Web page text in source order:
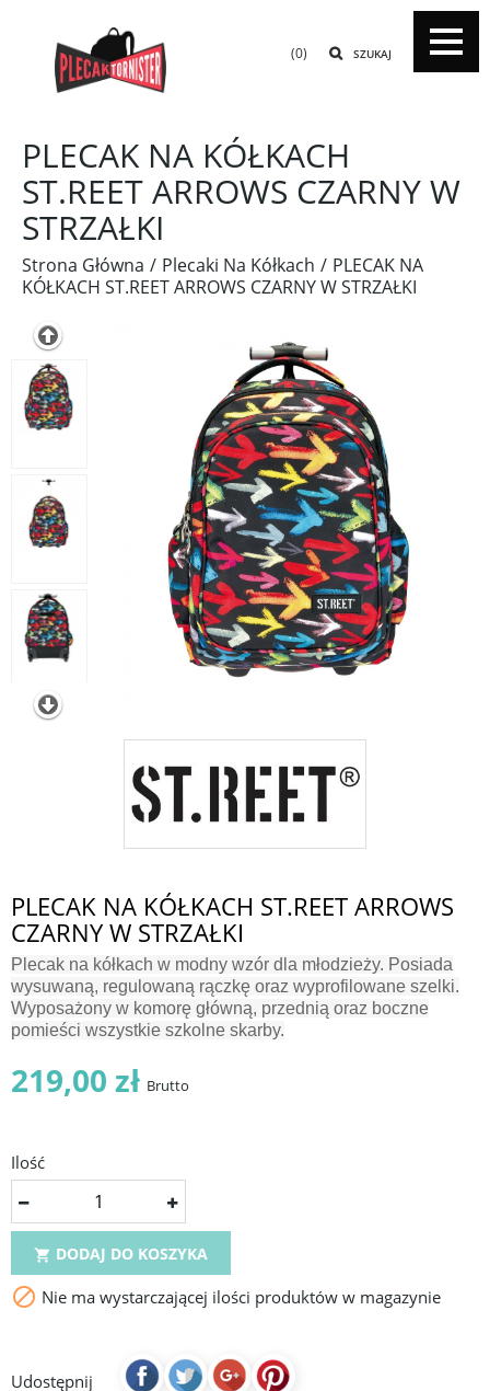
SZUKAJ
(0)
PLECAK NA KÓŁKACH
ST.REET ARROWS CZARNY W
STRZAŁKI
Strona Główna Plecaki Na Kółkach
PLECAK NA
KÓŁKACH ST.REET ARROWS CZARNY W STRZAŁKI
PLECAK NA KÓŁKACH ST.REET ARROWS
CZARNY W STRZAŁKI
Plecak na kółkach w modny wzór dla młodzieży. Posiada
wysuwaną, regulowaną rączkę oraz wyprofilowane szelki.
Wyposażony w komorę główną, przednią oraz boczne
pomieści wszystkie szkolne skarby.
219,00 zł Brutto
Ilość
 DODAJ DO KOSZYKA
 Nie ma wystarczającej ilości produktów w magazynie
Udostępnij